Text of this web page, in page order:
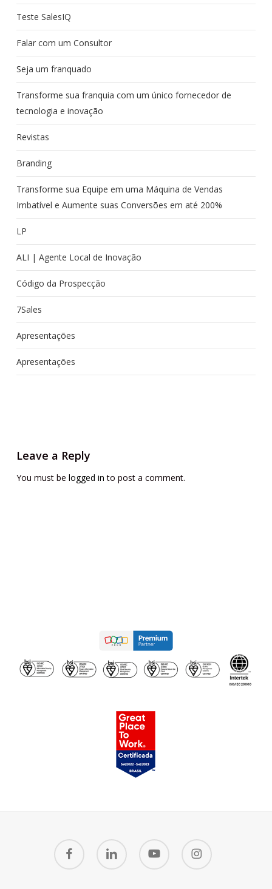
Teste SalesIQ
Falar com um Consultor
Seja um franquado
Transforme sua franquia com um único fornecedor de
tecnologia e inovação
Revistas
Branding
Transforme sua Equipe em uma Máquina de Vendas
Imbatível e Aumente suas Conversões em até 200%
LP
ALI | Agente Local de Inovação
Código da Prospecção
7Sales
Apresentações
Apresentações
Leave a Reply
You must be logged in to post a comment.
facebook linkedin youtube instagram